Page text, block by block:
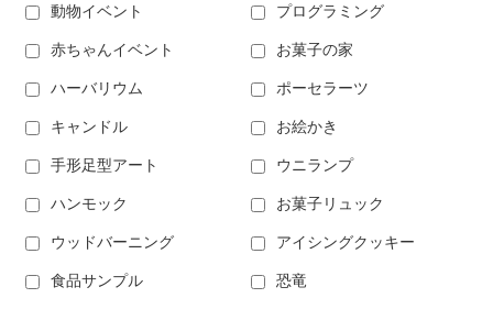
動物イベント プログラミング
赤ちゃんイベント お菓子の家
ハーバリウム ポーセラーツ
キャンドル お絵かき
手形足型アート ウニランプ
ハンモック お菓子リュック
ウッドバーニング アイシングクッキー
食品サンプル 恐竜